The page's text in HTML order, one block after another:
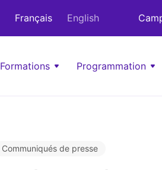
Français English
Formations Programmation
Communiqués de presse